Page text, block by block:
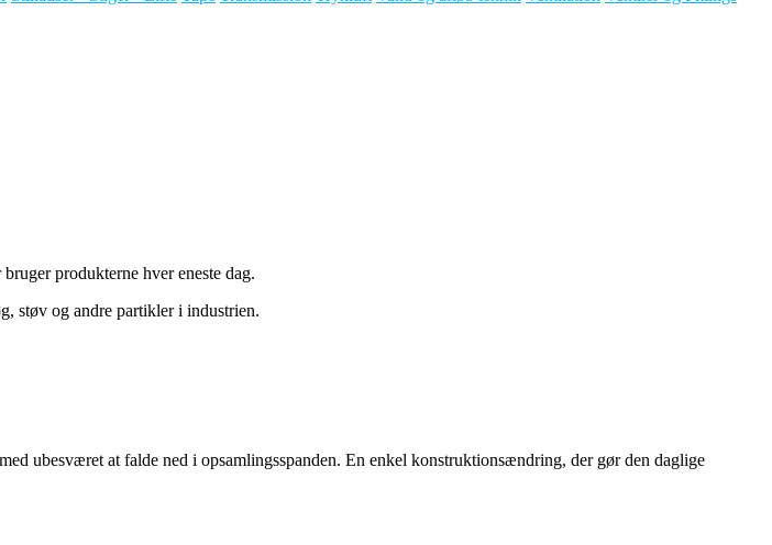
produkterne hver eneste dag.
støv og andre partikler i industrien.
ubesværet at falde ned i opsamlingsspanden. En enkel konstruktionsændring, der gør den daglige